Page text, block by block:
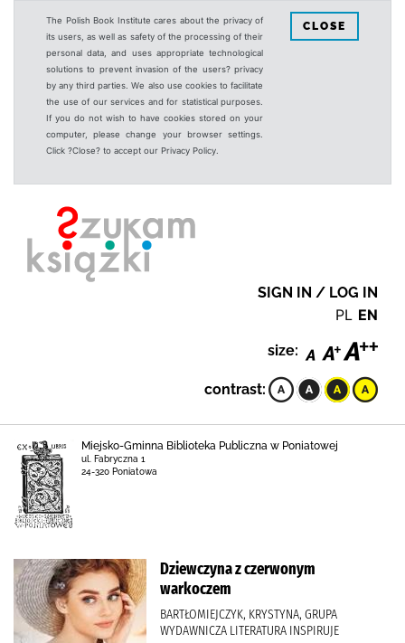
The Polish Book Institute cares about the privacy of
its users, as well as safety of the processing of their
personal data, and uses appropriate technological
solutions to prevent invasion of the users? privacy
by any third parties. We also use cookies to facilitate
the use of our services and for statistical purposes.
If you do not wish to have cookies stored on your
computer, please change your browser settings.
Click ?Close? to accept our Privacy Policy.
CLOSE
SIGN IN / LOG IN
PL EN
size:
contrast:
Miejsko-Gminna Biblioteka Publiczna w Poniatowej
ul. Fabryczna 1
24-320 Poniatowa
Dziewczyna z czerwonym
warkoczem
BARTŁOMIEJCZYK, KRYSTYNA, GRUPA
WYDAWNICZA LITERATURA INSPIRUJE